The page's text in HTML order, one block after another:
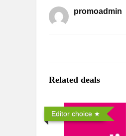
promoadmin
Related deals
Editor choice